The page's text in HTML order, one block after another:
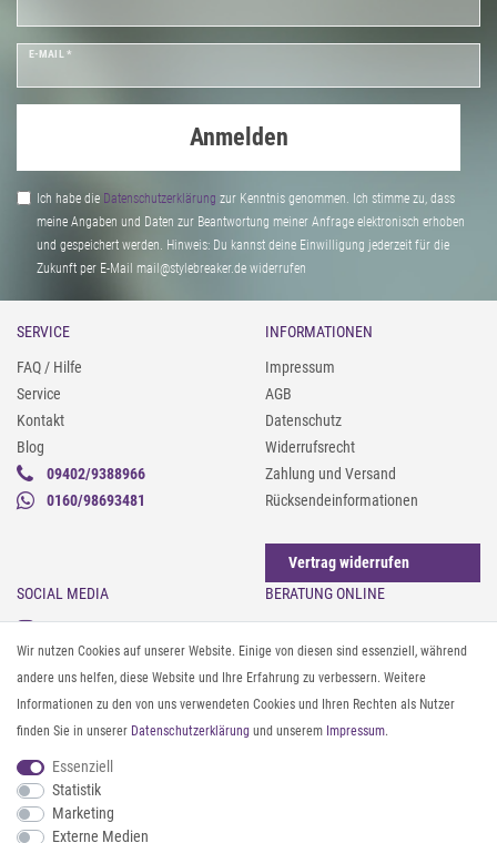
E-MAIL *
Anmelden
Ich habe die Daten­schutz­erklärung zur Kenntnis genommen. Ich stimme zu, dass
meine Angaben und Daten zur Beantwortung meiner Anfrage elektronisch erhoben
und gespeichert werden. Hinweis: Du kannst deine Einwilligung jederzeit für die
Zukunft per E-Mail mail@stylebreaker.de widerrufen
SERVICE
FAQ / Hilfe
Service
Kontakt
Blog
09402/9388966
0160/98693481
INFORMATIONEN
Impressum
AGB
Datenschutz
Widerrufsrecht
Zahlung und Versand
Rücksendeinformationen
Vertrag widerrufen
SOCIAL MEDIA
Instagram
Facebook
Pinterest
Twitter
Youtube
Threads
BERATUNG ONLINE
Gürtel messen & kürzen
Sonnenbrillen & UV-Schutz
Textilpflege
Textil- und Material-Guide
Geldbörse richtig organisieren
ZAHLUNG & VERSAND
Wir nutzen Cookies auf unserer Website. Einige von diesen sind essenziell, während
andere uns helfen, diese Website und Ihre Erfahrung zu verbessern. Weitere
Informationen zu den von uns verwendeten Cookies und Ihren Rechten als Nutzer
finden Sie in unserer Daten­schutz­erklärung und unserem Impressum.
Essenziell
Statistik
Marketing
Externe Medien